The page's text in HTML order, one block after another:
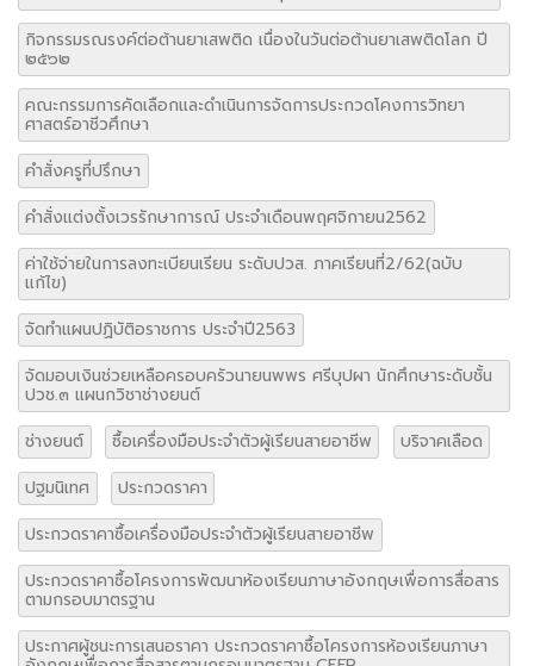
กิจกรรมรณรงค์ต่อต้านยาเสพติด เนื่องในวันต่อต้านยาเสพติดโลก ปี
๒๕๖๒
คณะกรรมการคัดเลือกและดำเนินการจัดการประกวดโคงการวิทยา
ศาสตร์อาชีวศึกษา
คำสั่งครูที่ปรึกษา
คำสั่งแต่งตั้งเวรรักษาการณ์ ประจำเดือนพฤศจิกายน2562
ค่าใช้จ่ายในการลงทะเบียนเรียน ระดับปวส. ภาคเรียนที่2/62(ฉบับ
แก้ไข)
จัดทำแผนปฏิบัติอราชการ ประจำปี2563
จัดมอบเงินช่วยเหลือครอบครัวนายนพพร ศรีบุปผา นักศึกษาระดับชั้น
ปวช.๓ แผนกวิชาช่างยนต์
ช่างยนต์
ซื้อเครื่องมือประจำตัวผู้เรียนสายอาชีพ
บริจาคเลือด
ปฐมนิเทศ
ประกวดราคา
ประกวดราคาซื้อเครื่องมือประจำตัวผู้เรียนสายอาชีพ
ประกวดราคาซื้อโครงการพัฒนาห้องเรียนภาษาอังกฤษเพื่อการสื่อสาร
ตามกรอบมาตรฐาน
ประกาศผู้ชนะการเสนอราคา ประกวดราคาซื้อโครงการห้องเรียนภาษา